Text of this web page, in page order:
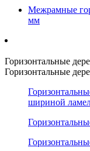
Межрамные
мм
Горизонтальные
Горизонтальные
шириной